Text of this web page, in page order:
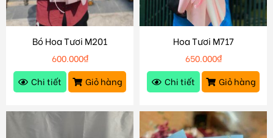
Bó Hoa Tươi M201
600.000₫
Chi tiết
Giỏ hàng
Hoa Tươi M717
650.000₫
Chi tiết
Giỏ hàng